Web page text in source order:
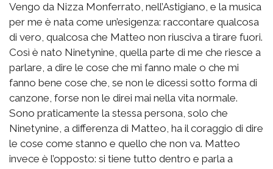
Vengo da Nizza Monferrato, nell’Astigiano, e la musica
per me è nata come un’esigenza: raccontare qualcosa
di vero, qualcosa che Matteo non riusciva a tirare fuori.
Così è nato Ninetynine, quella parte di me che riesce a
parlare, a dire le cose che mi fanno male o che mi
fanno bene cose che, se non le dicessi sotto forma di
canzone, forse non le direi mai nella vita normale.
Sono praticamente la stessa persona, solo che
Ninetynine, a differenza di Matteo, ha il coraggio di dire
le cose come stanno e quello che non va. Matteo
invece è l’opposto: si tiene tutto dentro e parla a